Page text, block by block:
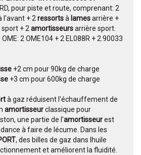
pour piste et route, comprenant: 2
l'avant + 2 ressortsà lamesarrière +
+ 2 amortisseursarrière sport.
2 OME104 + 2 EL088R + 2.90033
+2 cm pour 90kg de charge
+3 cm pour 600kg de charge
à gaz réduisent l'échauffement de
amortisseurclassique pour
une partie de l'amortisseurest
à faire de lécume. Dans les
, des billes de gaz dans lhuile
et améliorent la fluidité.